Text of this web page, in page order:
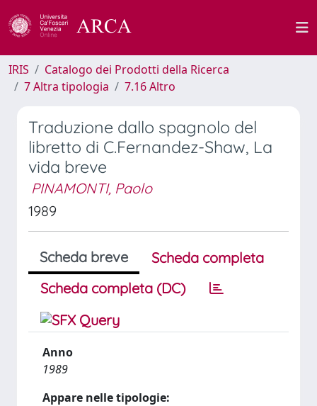
IRIS
Catalogo dei Prodotti della Ricerca
7 Altra tipologia
7.16 Altro
Traduzione dallo spagnolo del
libretto di C.Fernandez-Shaw, La
vida breve
PINAMONTI, Paolo
1989
Scheda breve
Scheda completa
Scheda completa (DC)
Anno
1989
Appare nelle tipologie: